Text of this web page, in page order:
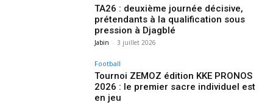
TA26 : deuxième journée décisive,
prétendants à la qualification sous
pression à Djagblé
Jabin - 3 juillet 2026
Football
Tournoi ZEMOZ édition KKE PRONOS
2026 : le premier sacre individuel est
en jeu